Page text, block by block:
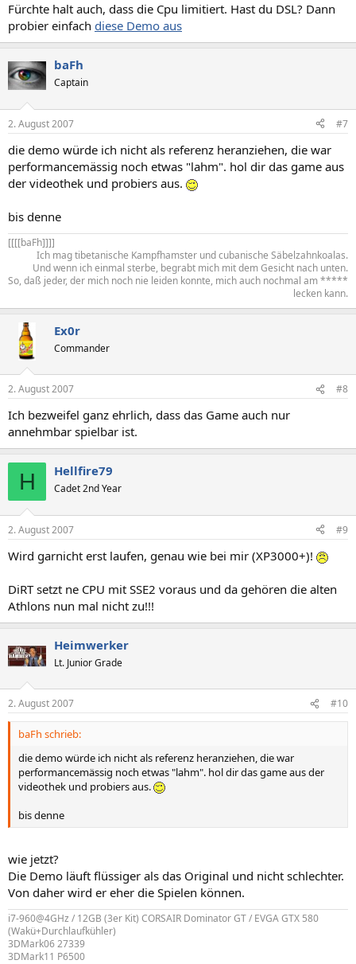
Fürchte halt auch, dass die Cpu limitiert. Hast du DSL? Dann
probier einfach diese Demo aus
baFh
Captain
2. August 2007 #7
die demo würde ich nicht als referenz heranziehen, die war
performancemässig noch etwas "lahm". hol dir das game aus
der videothek und probiers aus.
bis denne
[[[[baFh]]]]​
Ich mag tibetanische Kampfhamster und cubanische Säbelzahnkoalas.
Und wenn ich einmal sterbe, begrabt mich mit dem Gesicht nach unten.
So, daß jeder, der mich noch nie leiden konnte, mich auch nochmal am *****
lecken kann.​
Ex0r
Commander
2. August 2007 #8
Ich bezweifel ganz ehrlich, dass das Game auch nur
annehmbar spielbar ist.
H Hellfire79
Cadet 2nd Year
2. August 2007 #9
Wird garnicht erst laufen, genau wie bei mir (XP3000+)!
DiRT setzt ne CPU mit SSE2 voraus und da gehören die alten
Athlons nun mal nicht zu!!!
Heimwerker
Lt. Junior Grade
2. August 2007 #10
baFh schrieb:
die demo würde ich nicht als referenz heranziehen, die war
performancemässig noch etwas "lahm". hol dir das game aus der
videothek und probiers aus.
bis denne
wie jetzt?
Die Demo läuft flüssiger als das Original und nicht schlechter.
Von daher wird er eher die Spielen können.
i7-960@4GHz / 12GB (3er Kit) CORSAIR Dominator GT / EVGA GTX 580
(Wakü+Durchlaufkühler)
3DMark06 27339
3DMark11 P6500